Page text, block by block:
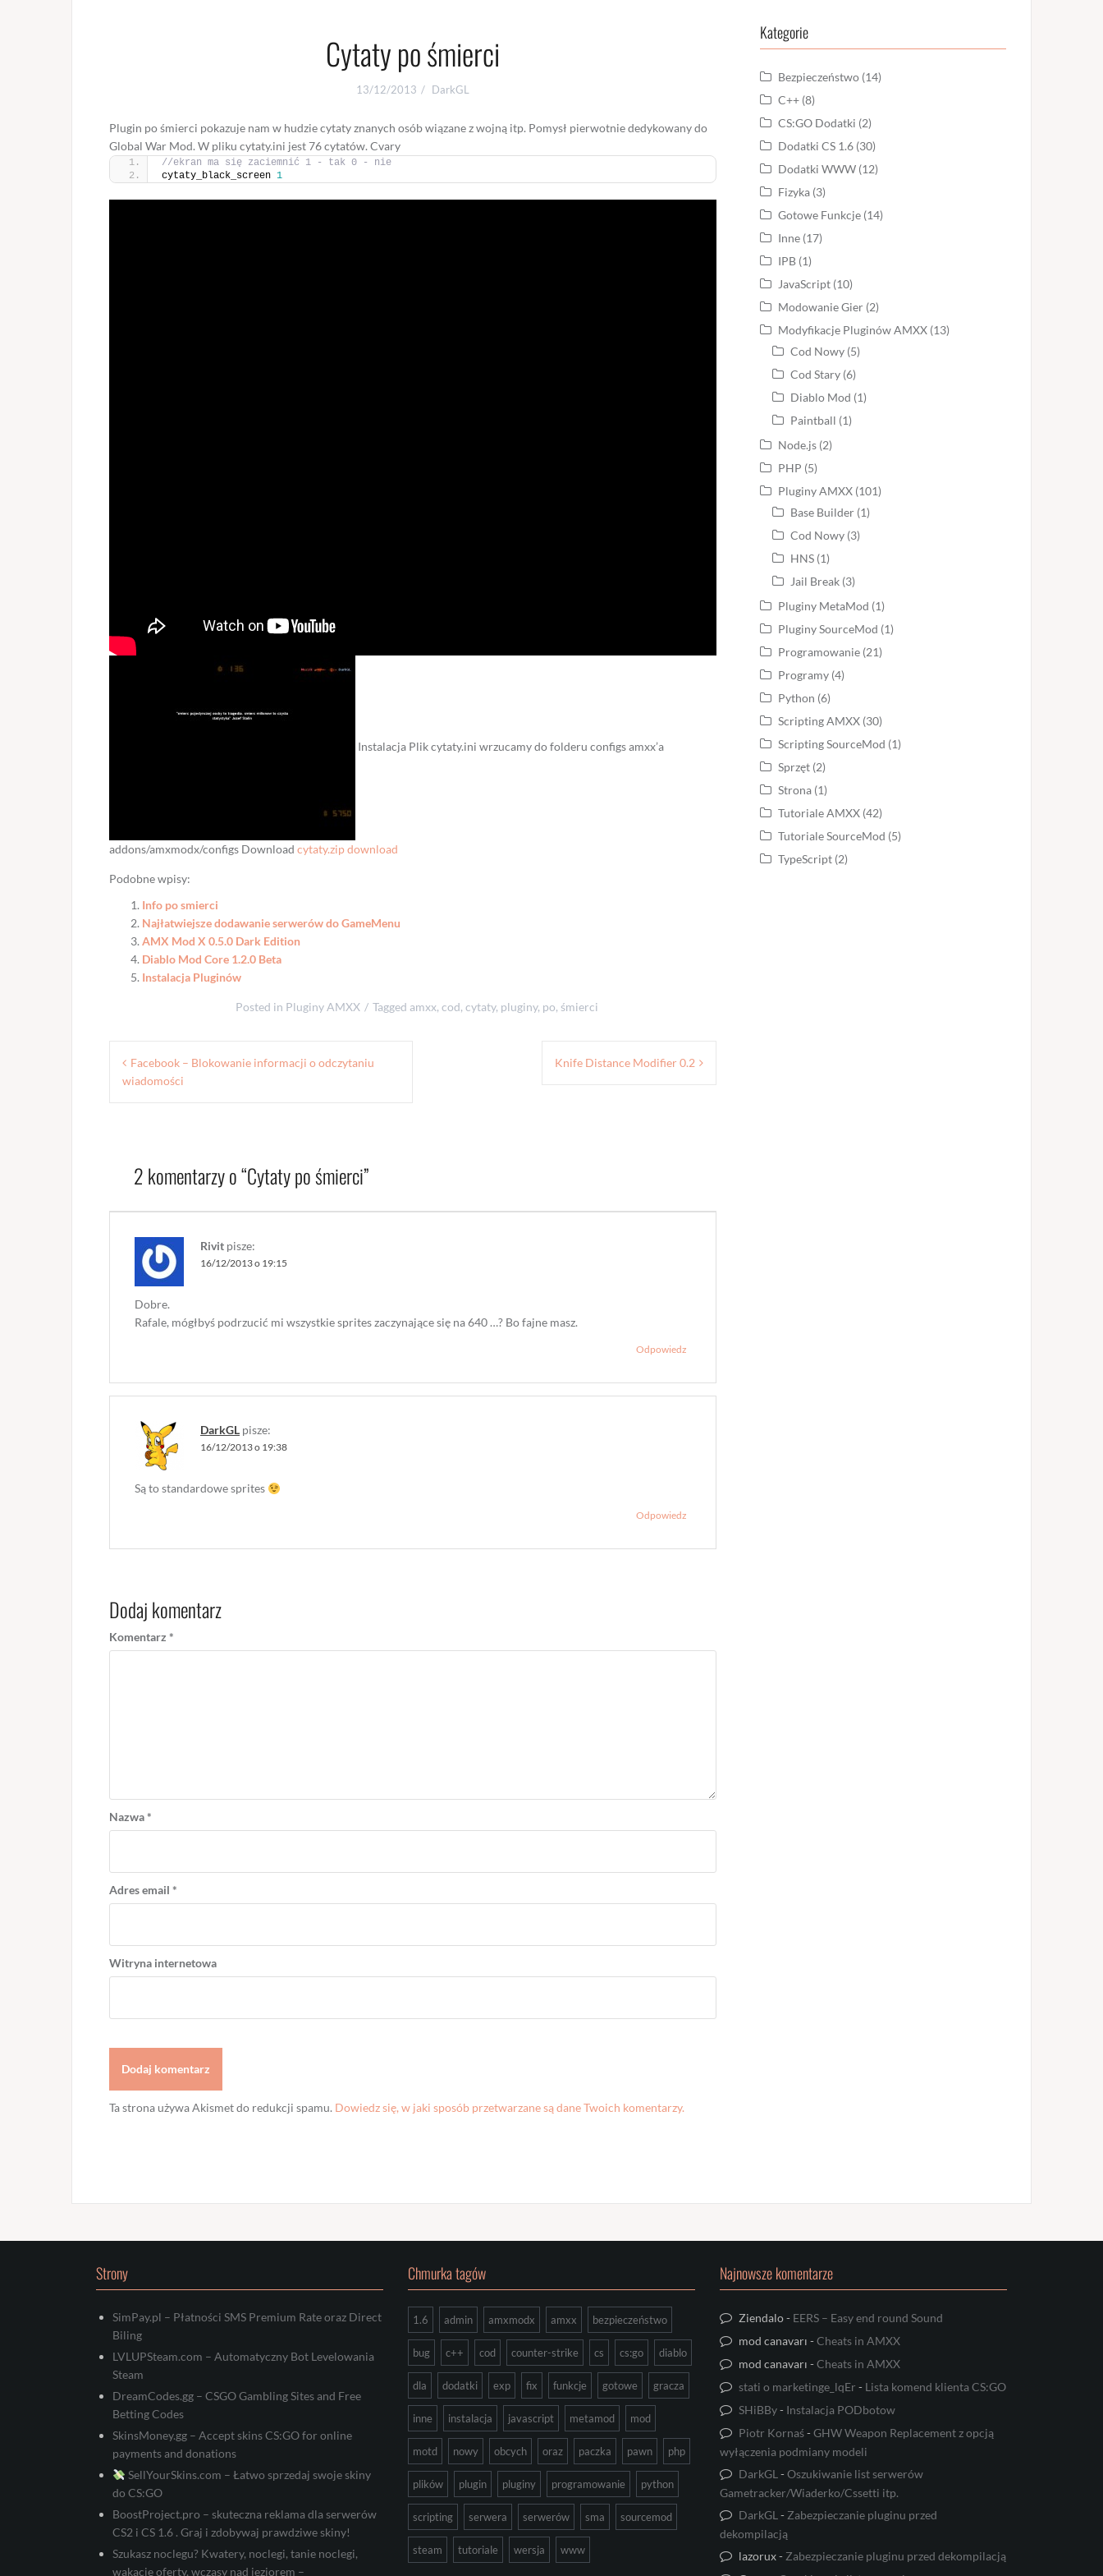
Cytaty po śmierci
13/12/2013 DarkGL
Plugin po śmierci pokazuje nam w hudzie cytaty znanych osób wiązane z wojną itp. Pomysł pierwotnie dedykowany do
Global War Mod. W pliku cytaty.ini jest 76 cytatów. Cvary
//ekran ma się zaciemnić 1 - tak 0 - nie
cytaty_black_screen 1
Instalacja Plik cytaty.ini wrzucamy do folderu configs amxx’a
addons/amxmodx/configs Download cytaty.zip download
Podobne wpisy:
Info po smierci
Najłatwiejsze dodawanie serwerów do GameMenu
AMX Mod X 0.5.0 Dark Edition
Diablo Mod Core 1.2.0 Beta
Instalacja Pluginów
Posted in Pluginy AMXX Tagged amxx, cod, cytaty, pluginy, po, śmierci
Nawigacja
wpisu
Facebook – Blokowanie informacji o odczytaniu
wiadomości
Knife Distance Modifier 0.2
2 komentarzy o “Cytaty po śmierci”
Rivit pisze:
16/12/2013 o 19:15
Dobre.
Rafale, mógłbyś podrzucić mi wszystkie sprites zaczynające się na 640 …? Bo fajne masz.
Odpowiedz
DarkGL pisze:
16/12/2013 o 19:38
Są to standardowe sprites
Odpowiedz
Dodaj komentarz
Komentarz *
Nazwa*
Adres email *
Witryna internetowa
Ta strona używa Akismet do redukcji spamu. Dowiedz się, w jaki sposób przetwarzane są dane Twoich komentarzy.
Kategorie
Bezpieczeństwo (14)
C++ (8)
CS:GO Dodatki (2)
Dodatki CS 1.6 (30)
Dodatki WWW (12)
Fizyka (3)
Gotowe Funkcje (14)
Inne (17)
IPB (1)
JavaScript (10)
Modowanie Gier (2)
Modyfikacje Pluginów AMXX (13)
Cod Nowy (5)
Cod Stary (6)
Diablo Mod (1)
Paintball (1)
Node.js (2)
PHP (5)
Pluginy AMXX (101)
Base Builder (1)
Cod Nowy (3)
HNS (1)
Jail Break (3)
Pluginy MetaMod (1)
Pluginy SourceMod (1)
Programowanie (21)
Programy (4)
Python (6)
Scripting AMXX (30)
Scripting SourceMod (1)
Sprzęt (2)
Strona (1)
Tutoriale AMXX (42)
Tutoriale SourceMod (5)
TypeScript (2)
Strony
SimPay.pl – Płatności SMS Premium Rate oraz Direct
Biling
LVLUPSteam.com – Automatyczny Bot Levelowania
Steam
DreamCodes.gg – CSGO Gambling Sites and Free
Betting Codes
SkinsMoney.gg – Accept skins CS:GO for online
payments and donations
SellYourSkins.com – Łatwo sprzedaj swoje skiny
do CS:GO
BoostProject.pro – skuteczna reklama dla serwerów
CS2 i CS 1.6 . Graj i zdobywaj prawdziwe skiny!
Szukasz noclegu? Kwatery, noclegi, tanie noclegi,
wakacje oferty, wczasy nad jeziorem –
Chmurka tagów
1.6 admin amxmodx amxx bezpieczeństwo
bug c++ cod counter-strike cs cs:go diablo
dla dodatki exp fix funkcje gotowe gracza
inne instalacja javascript metamod mod
motd nowy obcych oraz paczka pawn php
plików plugin pluginy programowanie python
scripting serwera serwerów sma sourcemod
steam tutoriale wersja www
Najnowsze komentarze
Ziendalo- EERS – Easy end round Sound
mod canavarı -Cheats in AMXX
mod canavarı -Cheats in AMXX
stati o marketinge_lqEr - Lista komend klienta CS:GO
SHiBBy- Instalacja PODbotow
Piotr Kornaś-GHW Weapon Replacement z opcją
wyłączenia podmiany modeli
DarkGL -Oszukiwanie list serwerów
Gametracker/Wiaderko/Cssetti itp.
DarkGL - Zabezpieczanie pluginu przed
dekompilacją
lazorux- Zabezpieczanie pluginu przed dekompilacją